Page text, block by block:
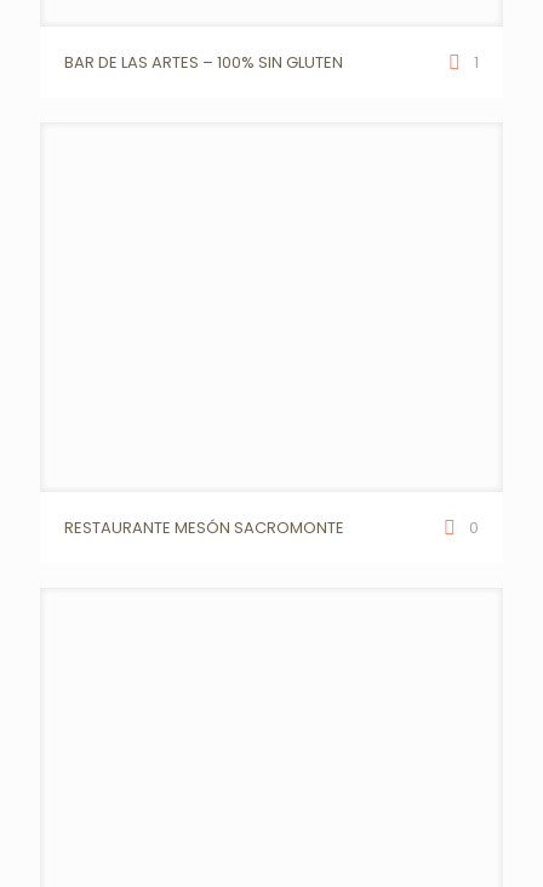
BAR DE LAS ARTES – 100% SIN GLUTEN 1
RESTAURANTE MESÓN SACROMONTE 0